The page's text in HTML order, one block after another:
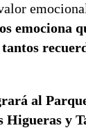
emociona
al
Higueras y